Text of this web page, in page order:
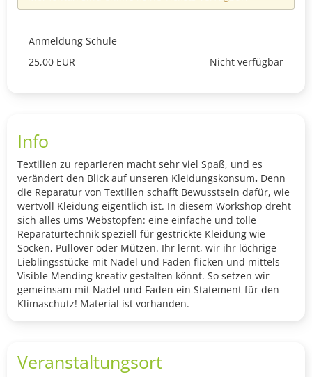
Anmeldung Schule
25,00 EUR
Nicht verfügbar
Info
Textilien zu reparieren macht sehr viel Spaß, und es
verändert den Blick auf unseren Kleidungskonsum. Denn
die Reparatur von Textilien schafft Bewusstsein dafür, wie
wertvoll Kleidung eigentlich ist. In diesem Workshop dreht
sich alles ums Webstopfen: eine einfache und tolle
Reparaturtechnik speziell für gestrickte Kleidung wie
Socken, Pullover oder Mützen. Ihr lernt, wir ihr löchrige
Lieblingsstücke mit Nadel und Faden flicken und mittels
Visible Mending kreativ gestalten könnt. So setzen wir
gemeinsam mit Nadel und Faden ein Statement für den
Klimaschutz! Material ist vorhanden.
Veranstaltungsort